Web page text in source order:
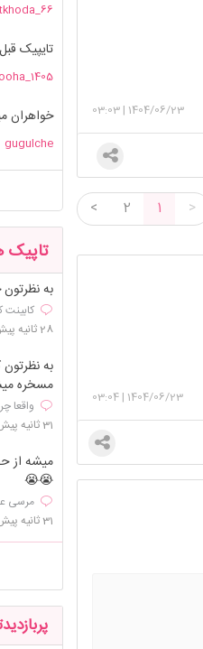
1404/06/23
|
03:03
>
1
2
<
1404/06/23
|
03:04
تایپیک قبل
خواهران
gugulche
تاپیک
به
28 ثانیه پیش
به
مسخره
واقعا
31 ثانیه پیش
میشه از
😭😭
مرسی
31 ثانیه پیش